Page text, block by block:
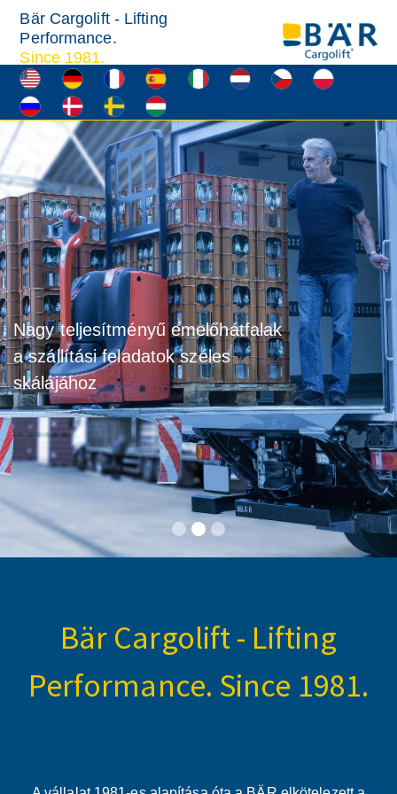
Bär Cargolift - Lifting
Performance.
Since 1981.
Nagy teljesítményű emelőhátfalak
a szállítási feladatok széles
skálájához
Bär Cargolift - Lifting
Performance. Since 1981.